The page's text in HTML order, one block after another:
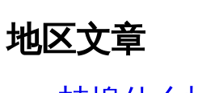
地区文章